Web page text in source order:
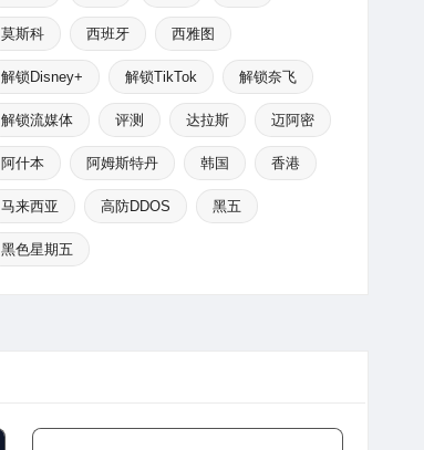
莫斯科 西班牙 西雅图
解锁Disney+ 解锁TikTok 解锁奈飞
解锁流媒体 评测 达拉斯 迈阿密
阿什本 阿姆斯特丹 韩国 香港
马来西亚 高防DDOS 黑五
黑色星期五